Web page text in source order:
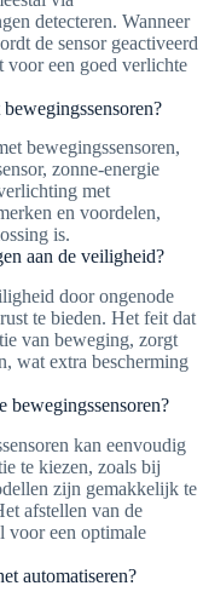
detecteren. Wanneer
de sensor geactiveerd
voor een goed verlichte
bewegingssensoren,
zonne-energie
met
en voordelen,
is.
aan de veiligheid?
door ongenode
te bieden. Het feit dat
van beweging, zorgt
wat extra bescherming
bewegingssensoren?
kan eenvoudig
te kiezen, zoals bij
zijn gemakkelijk te
afstellen van de
voor een optimale
automatiseren?